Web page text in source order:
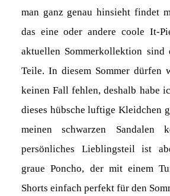
man ganz genau hinsieht findet
das eine oder andere coole It-
aktuellen Sommerkollektion sind
Teile. In diesem Sommer dürfen
keinen Fall fehlen, deshalb habe
dieses hübsche luftige Kleidchen
meinen schwarzen Sandalen
persönliches Lieblingsteil ist
graue Poncho, der mit einem
Shorts einfach perfekt für den